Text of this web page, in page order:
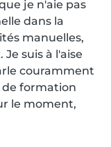
je n'aie pas
dans la
manuelles,
suis à l'aise
couramment
de formation
le moment,